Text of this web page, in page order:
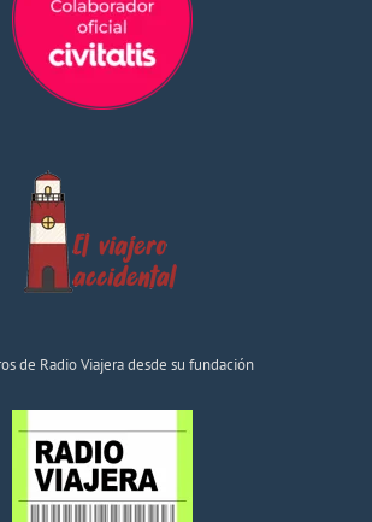
de Radio Viajera desde su fundación